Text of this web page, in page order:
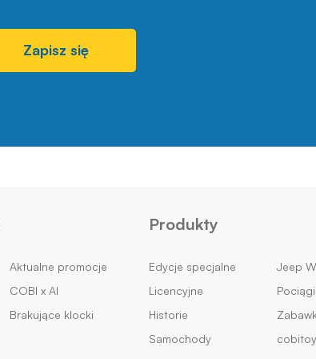
Zapisz się
Aktualne promocje
COBI x AI
Brakujące klocki
Produkty
Edycje specjalne
Licencyjne
Historie
Samochody
Jeep
Pociągi